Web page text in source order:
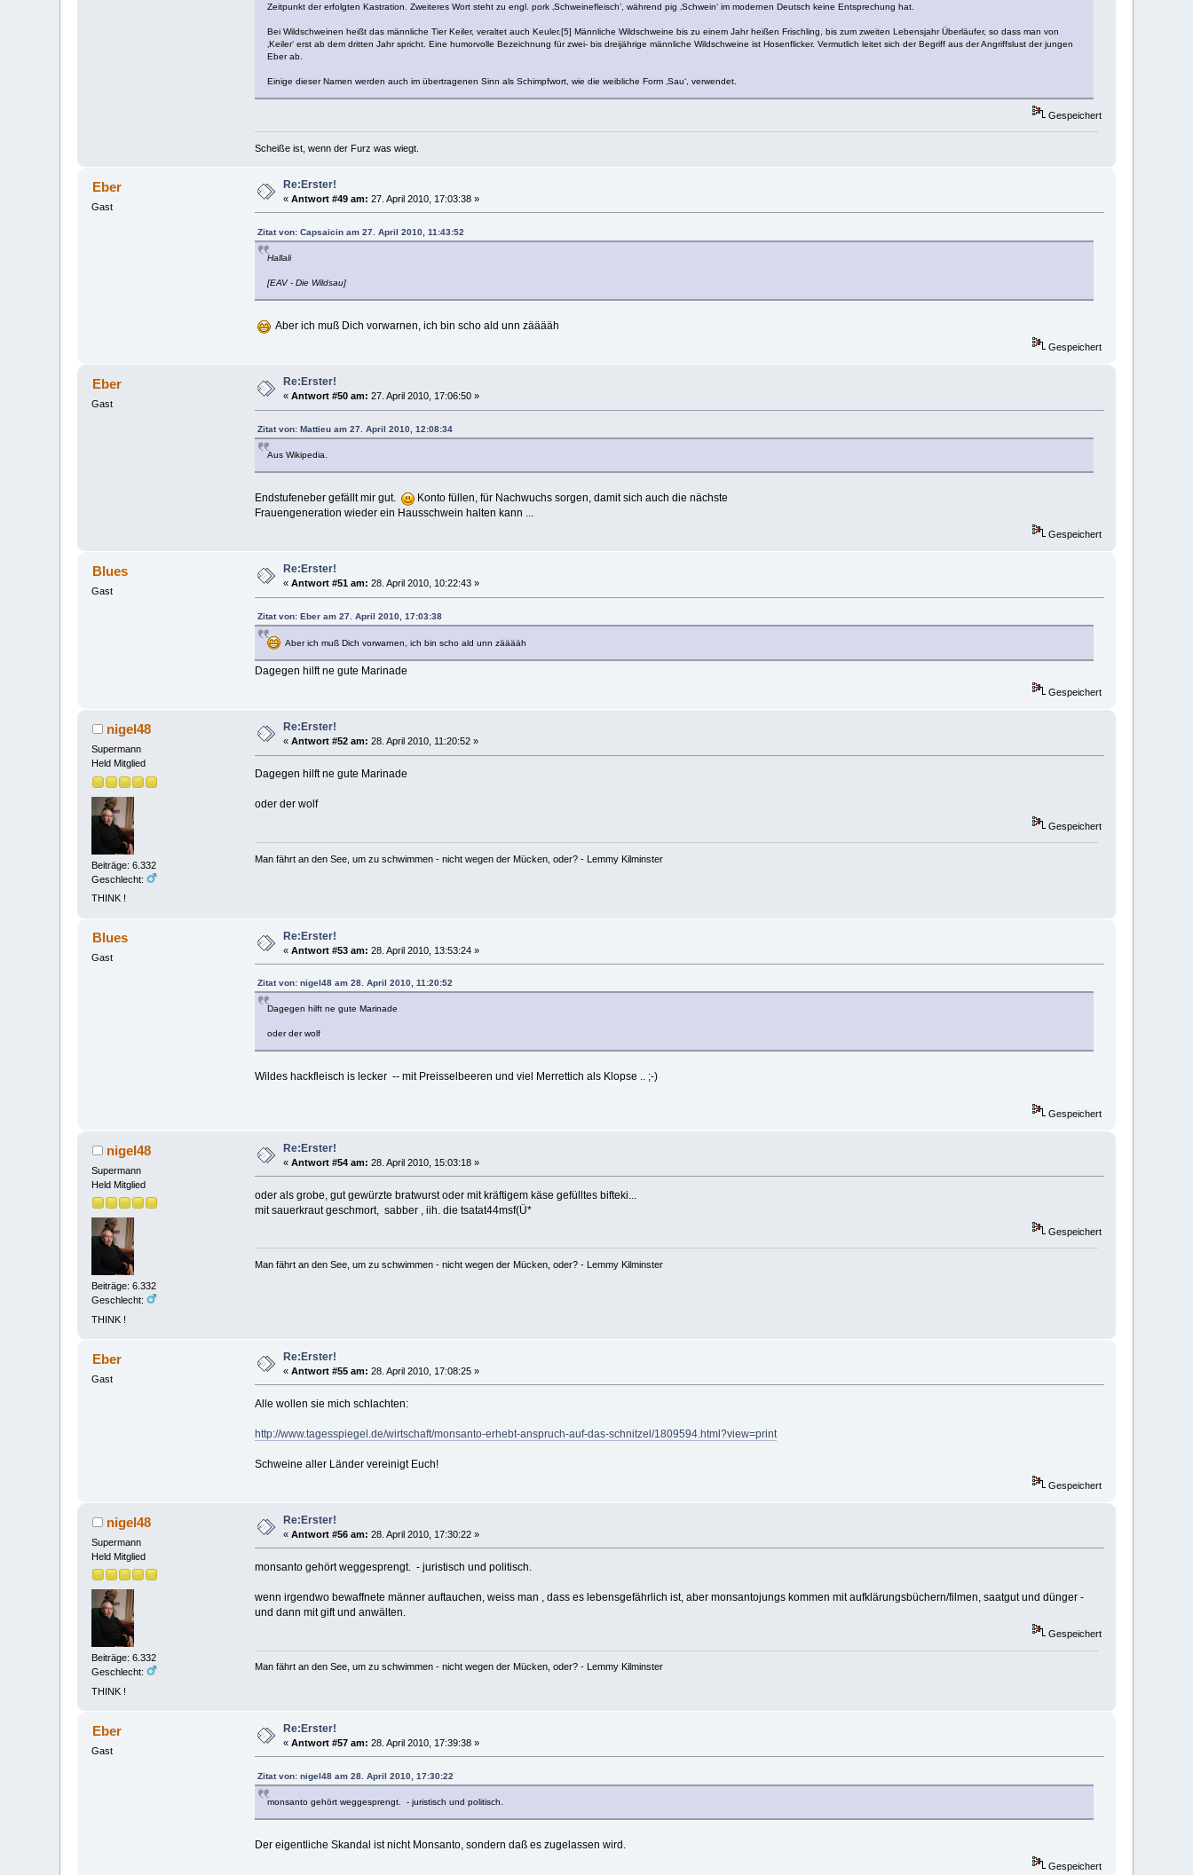
Zeitpunkt der erfolgten Kastration. Zweiteres Wort steht zu engl. pork ‚Schweinefleisch‘, während pig ‚Schwein‘ im modernen Deutsch keine Entsprechung hat.
Bei Wildschweinen heißt das männliche Tier Keiler, veraltet auch Keuler.[5] Männliche Wildschweine bis zu einem Jahr heißen Frischling, bis zum zweiten Lebensjahr Überläufer, so dass man von
‚Keiler‘ erst ab dem dritten Jahr spricht. Eine humorvolle Bezeichnung für zwei- bis dreijährige männliche Wildschweine ist Hosenflicker. Vermutlich leitet sich der Begriff aus der Angriffslust der jungen
Eber ab.
Einige dieser Namen werden auch im übertragenen Sinn als Schimpfwort, wie die weibliche Form ‚Sau‘, verwendet.
Gespeichert
Scheiße ist, wenn der Furz was wiegt.
Eber
Gast
Re:Erster!
«Antwort #49 am: 27. April 2010, 17:03:38 »
Zitat von: Capsaicin am 27. April 2010, 11:43:52
Hallali
[EAV - Die Wildsau]
Aber ich muß Dich vorwarnen, ich bin scho ald unn zääääh
Gespeichert
Eber
Gast
Re:Erster!
«Antwort #50 am: 27. April 2010, 17:06:50 »
Zitat von: Mattieu am 27. April 2010, 12:08:34
Aus Wikipedia.
Endstufeneber gefällt mir gut.
Konto füllen, für Nachwuchs sorgen, damit sich auch die nächste
Frauengeneration wieder ein Hausschwein halten kann ...
Gespeichert
Blues
Gast
Re:Erster!
«Antwort #51 am: 28. April 2010, 10:22:43 »
Zitat von: Eber am 27. April 2010, 17:03:38
Aber ich muß Dich vorwarnen, ich bin scho ald unn zääääh
Dagegen hilft ne gute Marinade
Gespeichert
nigel48
Supermann
Held Mitglied
Beiträge: 6.332
Geschlecht:
THINK !
Re:Erster!
«Antwort #52 am: 28. April 2010, 11:20:52 »
Dagegen hilft ne gute Marinade
oder der wolf
Gespeichert
Man fährt an den See, um zu schwimmen - nicht wegen der Mücken, oder? - Lemmy Kilminster
Blues
Gast
Re:Erster!
«Antwort #53 am: 28. April 2010, 13:53:24 »
Zitat von: nigel48 am 28. April 2010, 11:20:52
Dagegen hilft ne gute Marinade
oder der wolf
Wildes hackfleisch is lecker -- mit Preisselbeeren und viel Merrettich als Klopse .. ;-)
Gespeichert
nigel48
Supermann
Held Mitglied
Beiträge: 6.332
Geschlecht:
THINK !
Re:Erster!
«Antwort #54 am: 28. April 2010, 15:03:18 »
oder als grobe, gut gewürzte bratwurst oder mit kräftigem käse gefülltes bifteki...
mit sauerkraut geschmort, sabber , iih. die tsatat44msf(Ü*
Gespeichert
Man fährt an den See, um zu schwimmen - nicht wegen der Mücken, oder? - Lemmy Kilminster
Eber
Gast
Re:Erster!
«Antwort #55 am: 28. April 2010, 17:08:25 »
Alle wollen sie mich schlachten:
http://www.tagesspiegel.de/wirtschaft/monsanto-erhebt-anspruch-auf-das-schnitzel/1809594.html?view=print
Schweine aller Länder vereinigt Euch!
Gespeichert
nigel48
Supermann
Held Mitglied
Beiträge: 6.332
Geschlecht:
THINK !
Re:Erster!
«Antwort #56 am: 28. April 2010, 17:30:22 »
monsanto gehört weggesprengt. - juristisch und politisch.
wenn irgendwo bewaffnete männer auftauchen, weiss man , dass es lebensgefährlich ist, aber monsantojungs kommen mit aufklärungsbüchern/filmen, saatgut und dünger -
und dann mit gift und anwälten.
Gespeichert
Man fährt an den See, um zu schwimmen - nicht wegen der Mücken, oder? - Lemmy Kilminster
Eber
Gast
Re:Erster!
«Antwort #57 am: 28. April 2010, 17:39:38 »
Zitat von: nigel48 am 28. April 2010, 17:30:22
monsanto gehört weggesprengt. - juristisch und politisch.
Der eigentliche Skandal ist nicht Monsanto, sondern daß es zugelassen wird.
Gespeichert